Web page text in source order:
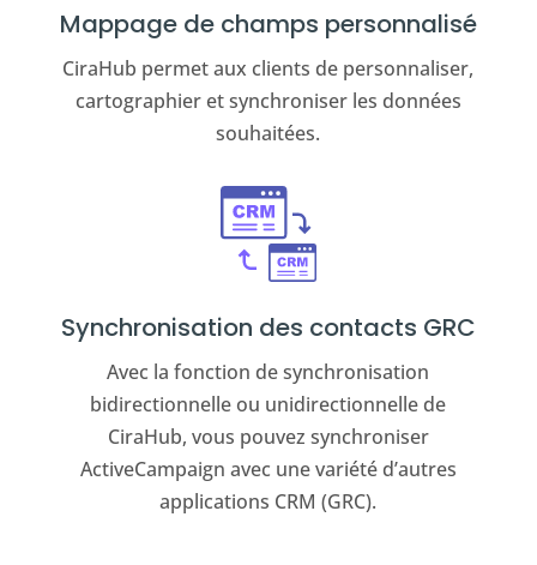
Mappage de champs personnalisé
CiraHub permet aux clients de personnaliser,
cartographier et synchroniser les données
souhaitées.
Synchronisation des contacts GRC
Avec la fonction de synchronisation
bidirectionnelle ou unidirectionnelle de
CiraHub, vous pouvez synchroniser
ActiveCampaign avec une variété d’autres
applications CRM (GRC).